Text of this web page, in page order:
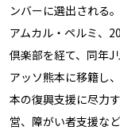
ンバーに選出される
アムカル・ペルミ、
倶楽部を経て、同年J
アッソ熊本に移籍し
本の復興支援に尽力
営、障がい者支援な